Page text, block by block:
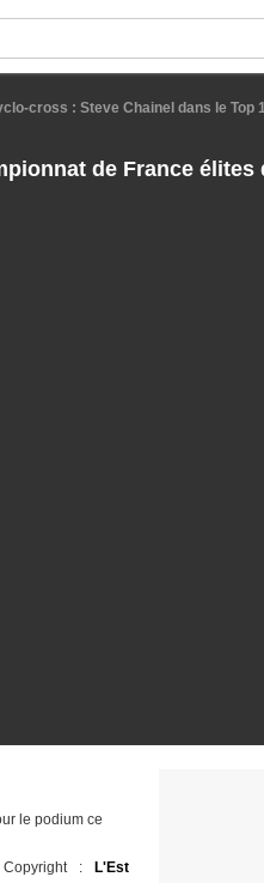
cross : Steve Chainel dans le Top
de France
le podium ce
:
L'Est